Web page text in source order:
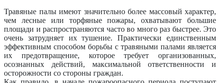
Травяные палы имеют значительно более массовый характер,
чем лесные или торфяные пожары, охватывают большие
площади и распространяются часто во много раз быстрее. Это
очень затрудняет их тушение. Практически единственным
эффективным способом борьбы с травяными палами является
их предотвращение, которое требует организованных,
осознанных действий, максимальной ответственности и
осторожности со стороны граждан.